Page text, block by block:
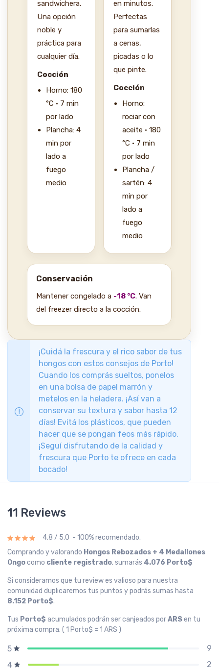
sandwichera.
Una opción
noble y
práctica para
cualquier día.
Cocción
Horno: 180
°C · 7 min
por lado
Plancha: 4
min por
lado a
fuego
medio
en minutos.
Perfectas
para sumarlas
a cenas,
picadas o lo
que pinte.
Cocción
Horno:
rociar con
aceite · 180
°C · 7 min
por lado
Plancha /
sartén: 4
min por
lado a
fuego
medio
Conservación
Mantener congelado a -18 °C. Van
del freezer directo a la cocción.
¡Cuidá la frescura y el rico sabor de tus
hongos con estos consejos de Porto!
Cuando los comprás sueltos, ponelos
en una bolsa de papel marrón y
metelos en la heladera. ¡Así van a
conservar su textura y sabor hasta 12
días! Evitá los plásticos, que pueden
hacer que se pongan feos más rápido.
¡Seguí disfrutando de la calidad y
frescura que Porto te ofrece en cada
bocado!
11 Reviews
4.8 / 5.0 - 100% recomendado.
Comprando y valorando Hongos Rebozados + 4 Medallones
Ongocomo cliente registrado, sumarás 4.076 Porto$
Si consideramos que tu review es valioso para nuestra
comunidad duplicaremos tus puntos y podrás sumas hasta
8.152 Porto$.
Tus Porto$ acumulados podrán ser canjeados porARSen tu
próxima compra. ( 1 Porto$ = 1 ARS )
5
9
4
2